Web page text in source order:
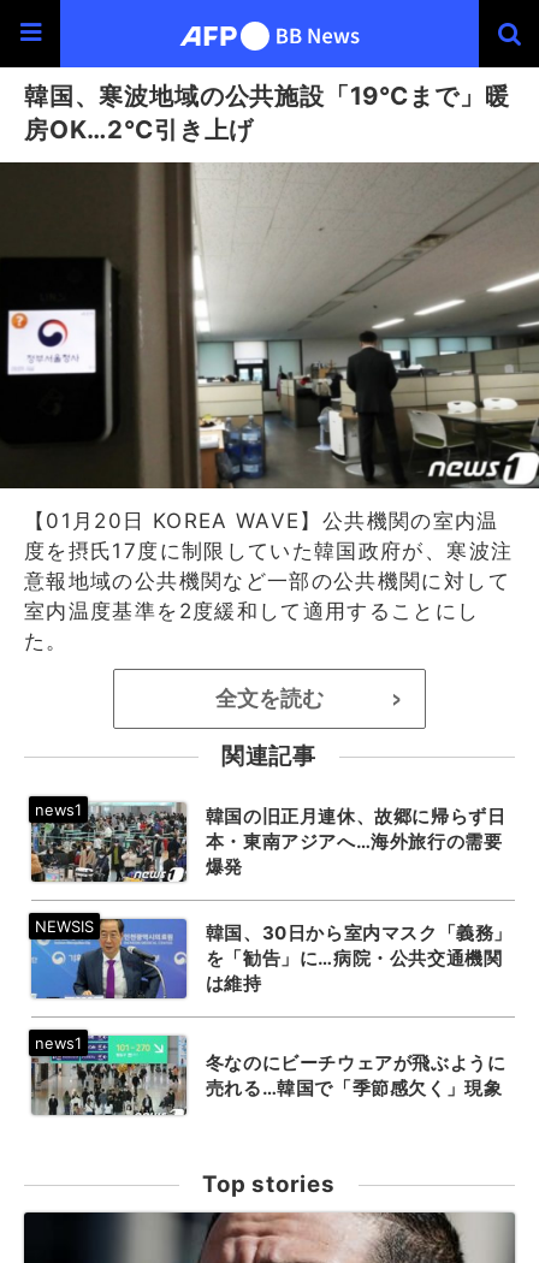
韓国、寒波地域の公共施設「19℃まで」暖
房OK…2℃引き上げ
【01月20日 KOREA WAVE】公共機関の室内温
度を摂氏17度に制限していた韓国政府が、寒波注
意報地域の公共機関など一部の公共機関に対して
室内温度基準を2度緩和して適用することにし
た。
全文を読む >
関連記事
韓国の旧正月連休、故郷に帰らず日
本・東南アジアへ…海外旅行の需要
爆発
韓国、30日から室内マスク「義務」
を「勧告」に…病院・公共交通機関
は維持
冬なのにビーチウェアが飛ぶように
売れる…韓国で「季節感欠く」現象
Top stories